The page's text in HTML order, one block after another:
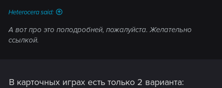
Heterocera said:
А вот про это поподробней, пожалуйста. Желательно
ссылкой.
В карточных играх есть только 2 варианта: